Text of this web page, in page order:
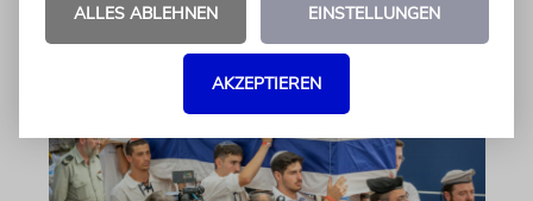
ALLES ABLEHNEN EINSTELLUNGEN
AKZEPTIEREN